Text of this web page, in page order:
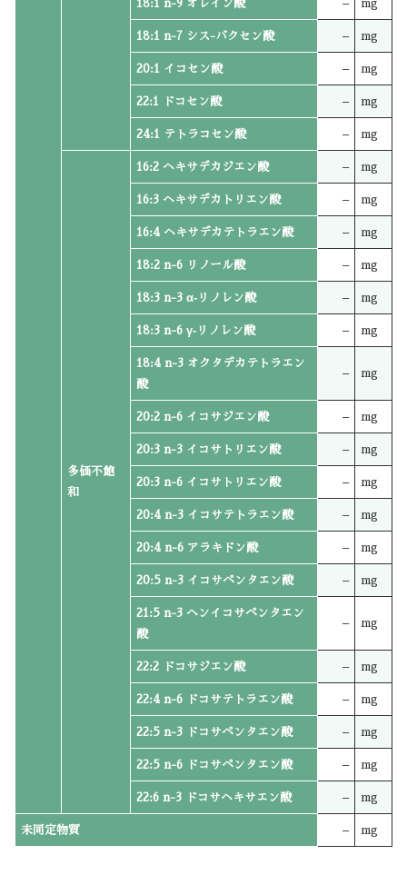
18:1 n-9 オレイン酸 – mg
18:1 n-7 シス-バクセン酸 – mg
20:1 イコセン酸 – mg
22:1 ドコセン酸 – mg
24:1 テトラコセン酸 – mg
多価不飽
和
16:2 ヘキサデカジエン酸 – mg
16:3 ヘキサデカトリエン酸 – mg
16:4 ヘキサデカテトラエン酸 – mg
18:2 n-6 リノール酸 – mg
18:3 n-3 α‐リノレン酸 – mg
18:3 n-6 γ‐リノレン酸 – mg
18:4 n-3 オクタデカテトラエン
酸
– mg
20:2 n-6 イコサジエン酸 – mg
20:3 n-3 イコサトリエン酸 – mg
20:3 n-6 イコサトリエン酸 – mg
20:4 n-3 イコサテトラエン酸 – mg
20:4 n-6 アラキドン酸 – mg
20:5 n-3 イコサペンタエン酸 – mg
21:5 n-3 ヘンイコサペンタエン
酸
– mg
22:2 ドコサジエン酸 – mg
22:4 n-6 ドコサテトラエン酸 – mg
22:5 n-3 ドコサペンタエン酸 – mg
22:5 n-6 ドコサペンタエン酸 – mg
22:6 n-3 ドコサヘキサエン酸 – mg
未同定物質 – mg